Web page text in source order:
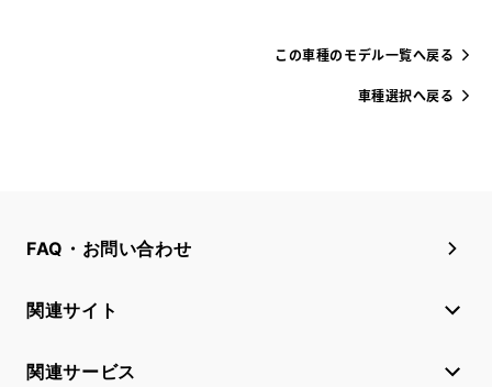
この車種のモデル一覧へ戻る
車種選択へ戻る
FAQ・お問い合わせ
関連サイト
関連サービス